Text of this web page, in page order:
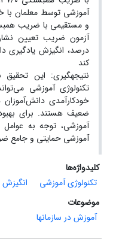
آموزشی توسط معلمان با
درصد، انگیزش یادگیری
کند
نتیجه‏گیری: این
تکنولوژی آموزشی
خودکارآمدی دانش‌آموزان
ضعیف هستند. برای
آموزشی، توجه به
آموزشی حمایتی و جامع
کلیدواژه‌ها
تکنولوژی آموزشی
انگیزش
موضوعات
آموزش در سازمانها